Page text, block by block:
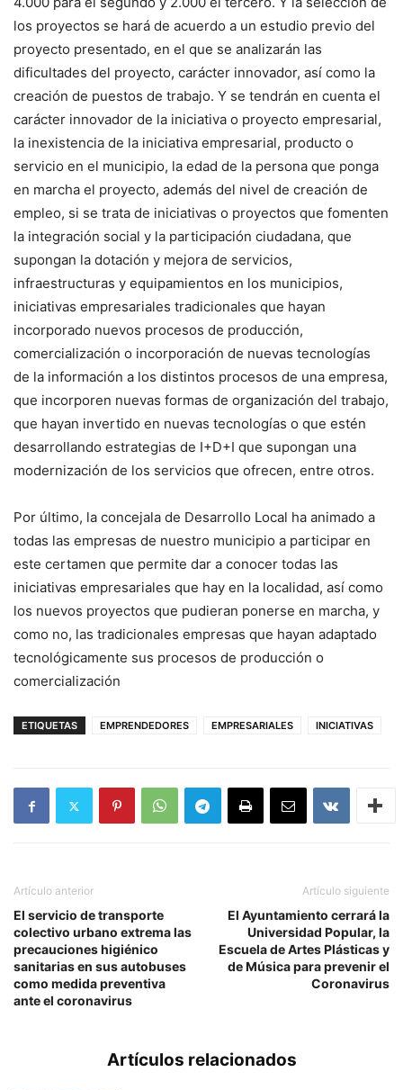
los proyectos se hará de acuerdo a un estudio previo del
proyecto presentado, en el que se analizarán las
dificultades del proyecto, carácter innovador, así como la
creación de puestos de trabajo. Y se tendrán en cuenta el
carácter innovador de la iniciativa o proyecto empresarial,
la inexistencia de la iniciativa empresarial, producto o
servicio en el municipio, la edad de la persona que ponga
en marcha el proyecto, además del nivel de creación de
empleo, si se trata de iniciativas o proyectos que fomenten
la integración social y la participación ciudadana, que
supongan la dotación y mejora de servicios,
infraestructuras y equipamientos en los municipios,
iniciativas empresariales tradicionales que hayan
incorporado nuevos procesos de producción,
comercialización o incorporación de nuevas tecnologías
de la información a los distintos procesos de una empresa,
que incorporen nuevas formas de organización del trabajo,
que hayan invertido en nuevas tecnologías o que estén
desarrollando estrategias de I+D+I que supongan una
modernización de los servicios que ofrecen, entre otros.
Por último, la concejala de Desarrollo Local ha animado a
todas las empresas de nuestro municipio a participar en
este certamen que permite dar a conocer todas las
iniciativas empresariales que hay en la localidad, así como
los nuevos proyectos que pudieran ponerse en marcha, y
como no, las tradicionales empresas que hayan adaptado
tecnológicamente sus procesos de producción o
comercialización
ETIQUETAS EMPRENDEDORES EMPRESARIALES INICIATIVAS
Artículo anterior
El servicio de transporte
colectivo urbano extrema las
precauciones higiénico
sanitarias en sus autobuses
como medida preventiva
ante el coronavirus
Artículo siguiente
El Ayuntamiento cerrará la
Universidad Popular, la
Escuela de Artes Plásticas y
de Música para prevenir el
Coronavirus
Artículos relacionados